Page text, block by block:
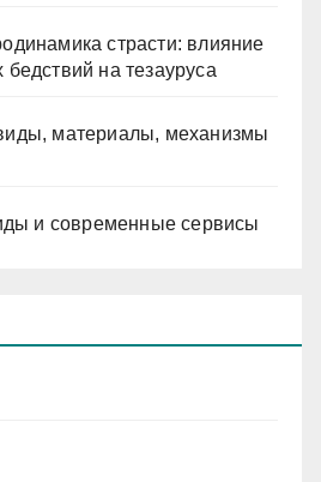
страсти: влияние
на тезауруса
материалы, механизмы
и современные сервисы